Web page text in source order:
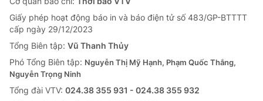
Cơ quan chủ quản:Đài Truyền hình Việt Nam
Cơ quan báo chí:Thời báo VTV
Giấy phép hoạt động báo in và báo điện tử số 483/GP-BTTTT
cấp ngày 29/12/2023
Tổng Biên tập:Vũ Thanh Thủy
Phó Tổng Biên tập:Nguyễn Thị Mỹ Hạnh, Phạm Quốc Thắng,
Giấy phép hoạt động báo in và báo điện tử số 483/GP-BTTTT
cấp ngày 29/12/2023
Tổng Biên tập: Vũ Thanh Thủy
Phó Tổng Biên tập: Nguyễn Thị Mỹ Hạnh, Phạm Quốc Thắng,
Nguyễn Trọng Ninh
Tổng đài VTV: 024.38 355 931 - 024.38 355 932